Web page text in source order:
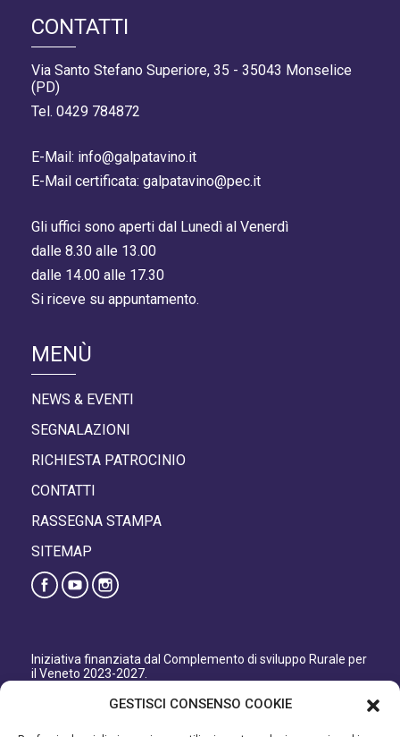
GESTISCI CONSENSO COOKIE
CONTATTI
Via Santo Stefano Superiore, 35 - 35043 Monselice
(PD)
Tel. 0429 784872
E-Mail: info@galpatavino.it
E-Mail certificata: galpatavino@pec.it
Gli uffici sono aperti dal Lunedì al Venerdì
dalle 8.30 alle 13.00
dalle 14.00 alle 17.30
Si riceve su appuntamento.
MENÙ
NEWS & EVENTI
SEGNALAZIONI
RICHIESTA PATROCINIO
CONTATTI
RASSEGNA STAMPA
SITEMAP
Iniziativa finanziata dal Complemento di sviluppo Rurale per
il Veneto 2023-2027.